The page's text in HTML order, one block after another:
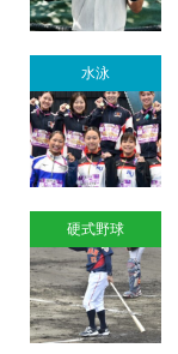
水泳
硬式野球